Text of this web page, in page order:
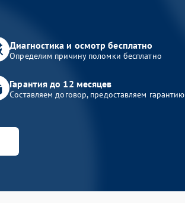
Диагностика и осмотр бесплатно
Определим причину поломки бесплатно
Гарантия до 12 месяцев
Составляем договор, предоставляем гарантию